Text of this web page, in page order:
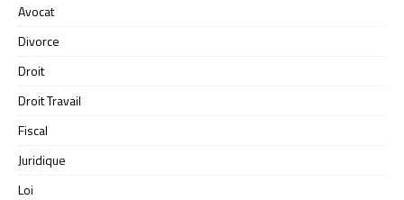
Avocat
Divorce
Droit
Droit Travail
Fiscal
Juridique
Loi